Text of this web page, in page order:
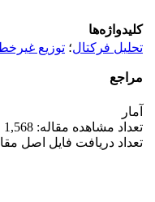
کلیدواژه‌ها
تحلیل فرکتال؛ توزیع
مراجع
آمار
تعداد مشاهده مقاله: 1,568
تعداد دریافت فایل اصل مقاله: